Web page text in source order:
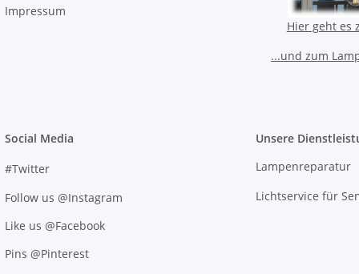
Impressum
Hier geht es
...und zum
Social Media
#Twitter
Follow us @Instagram
Like us @Facebook
Pins @Pinterest
Unsere
Lampenreparatur
Lichtservice für